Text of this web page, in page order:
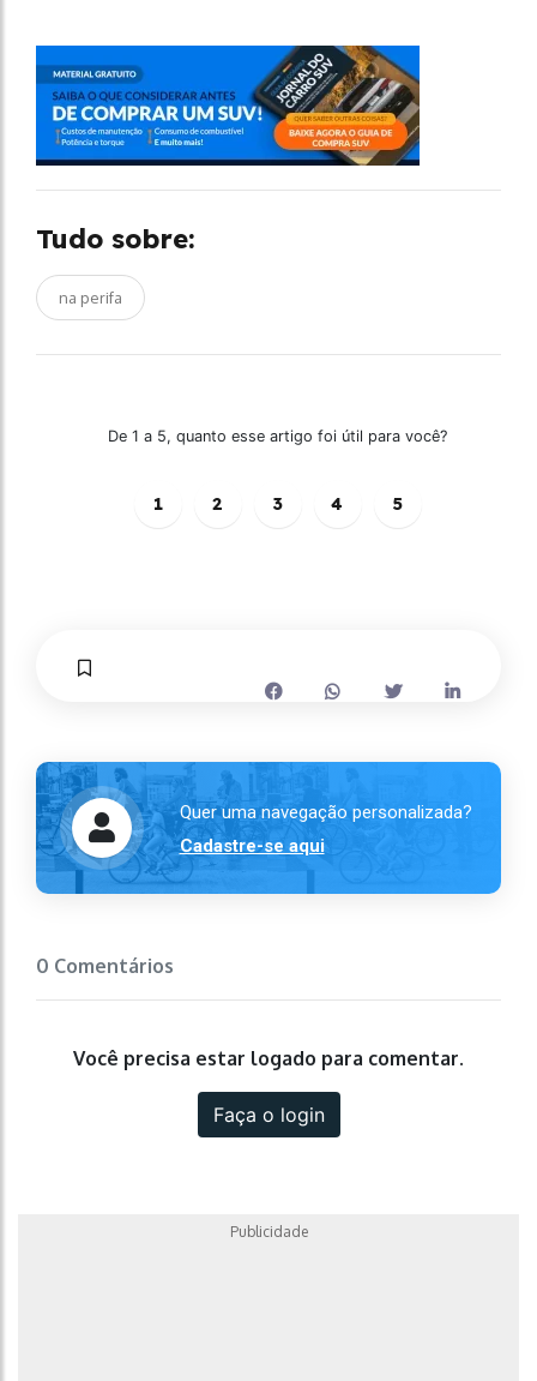
Tudo sobre:
na perifa
De 1 a 5, quanto esse artigo foi útil para você?
1 2 3 4 5
Quer uma navegação personalizada?
Cadastre-se aqui
0 Comentários
Você precisa estar logado para comentar.
Faça o login
Publicidade